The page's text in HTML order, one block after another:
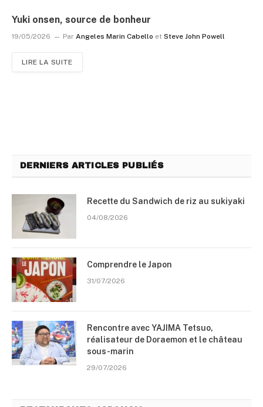
Yuki onsen, source de bonheur
19/05/2026 Par Angeles Marin Cabello et Steve John Powell
LIRE LA SUITE
DERNIERS ARTICLES PUBLIÉS
Recette du Sandwich de riz au sukiyaki
04/08/2026
Comprendre le Japon
31/07/2026
Rencontre avec YAJIMA Tetsuo,
réalisateur de Doraemon et le château
sous-marin
29/07/2026